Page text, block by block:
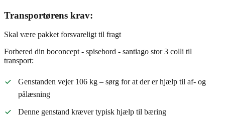
Transportørens krav:
Skal være pakket forsvareligt til fragt
Forbered din boconcept - spisebord - santiago stor 3 colli til
transport:
Genstanden vejer 106 kg – sørg for at der er hjælp til af- og
pålæsning
Denne genstand kræver typisk hjælp til bæring